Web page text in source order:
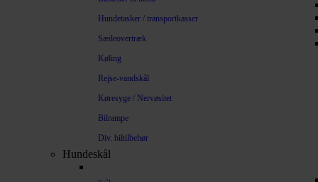
Hundetasker / transportkasser
Sædeovertræk
Køling
Rejse-vandskål
Køresyge / Nervøsitet
Bilrampe
Div. biltilbehør
Hundeskål